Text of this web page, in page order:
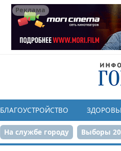
Реклама
БЛАГОУСТРОЙСТВО
На службе городу Выборы